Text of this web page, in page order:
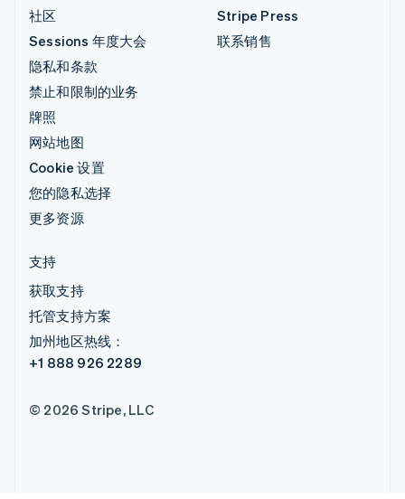
社区
Sessions 年度大会
隐私和条款
禁止和限制的业务
牌照
网站地图
Cookie 设置
您的隐私选择
更多资源
Stripe Press
联系销售
支持
获取支持
托管支持方案
加州地区热线：
+1 888 926 2289
© 2026 Stripe, LLC